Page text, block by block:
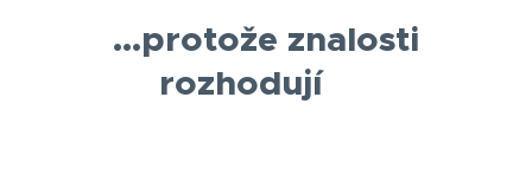
...protože znalosti
rozhodují